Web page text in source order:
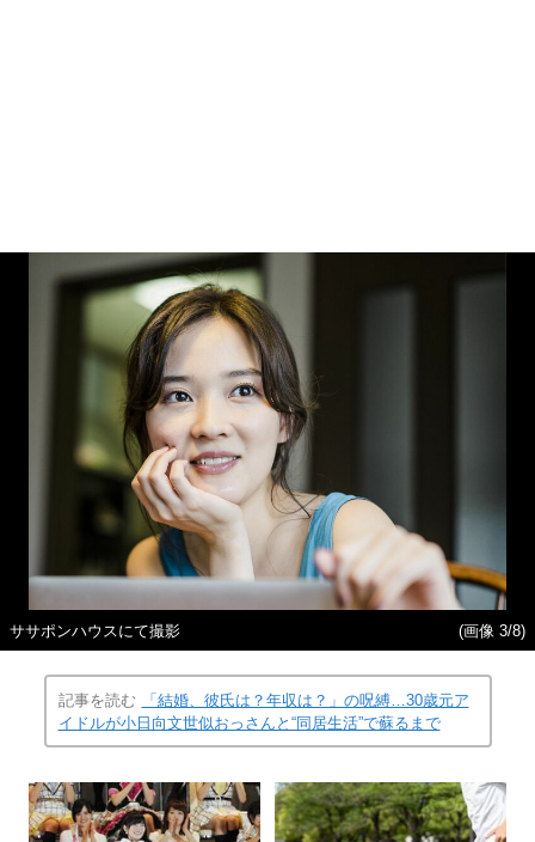
ササポンハウスにて撮影 (画像 3/8)
記事を読む
「結婚、彼氏は？年収は？」の呪縛…30歳元ア
イドルが小日向文世似おっさんと“同居生活”で蘇るまで